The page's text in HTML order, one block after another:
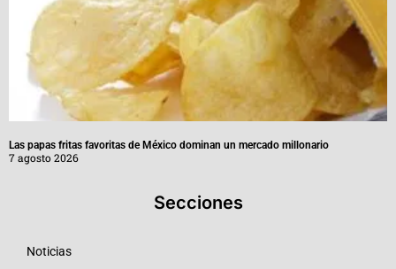
Las papas fritas favoritas de México dominan un mercado millonario
7 agosto 2026
Secciones
Noticias